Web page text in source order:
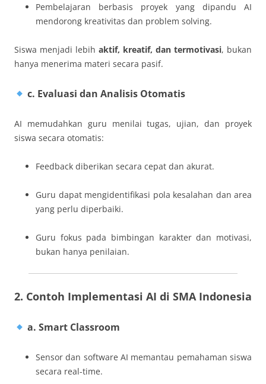
Pembelajaran berbasis proyek yang dipandu AI
mendorong kreativitas dan problem solving.
Siswa menjadi lebih aktif, kreatif, dan termotivasi, bukan
hanya menerima materi secara pasif.
c. Evaluasi dan Analisis Otomatis
AI memudahkan guru menilai tugas, ujian, dan proyek
siswa secara otomatis:
Feedback diberikan secara cepat dan akurat.
Guru dapat mengidentifikasi pola kesalahan dan area
yang perlu diperbaiki.
Guru fokus pada bimbingan karakter dan motivasi,
bukan hanya penilaian.
2. Contoh Implementasi AI di SMA Indonesia
a. Smart Classroom
Sensor dan software AI memantau pemahaman siswa
secara real-time.